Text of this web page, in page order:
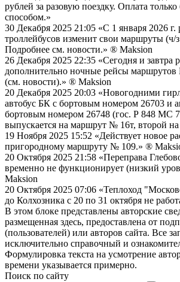
рублей за разовую поездку. Оплата
способом.»
30 Декабря 2025 21:05 «С 1 января 2026 г.
троллейбусов изменит свои маршруты (ч/
Подробнее см. новости.» ® Maksion
26 Декабря 2025 22:35 «Сегодня и завтра
дополнительно ночные рейсы
(см. новости).» ® Maksion
20 Декабря 2025 20:03 «Новогодними
автобус БК с бортовым номером 26703 и
бортовым номером 26748 (гос. Р 848 МС
выпускается на маршрут № 16т, второй
19 Ноября 2025 15:52 «Действует новое
пригородному маршруту № 109.» ®
20 Октября 2025 21:58 «Переправа
временно не функционирует (низкий
Maksion
20 Октября 2025 07:06 «Теплоход
до Колхозника с 20 по 31 октября не
В этом блоке представлены авторские
размещенная здесь, предоставлена от
(пользователей) или авторов сайта. Все
исключительно справочный и
Формулировка текста на усмотрение
времени указывается примерно.
Поиск по сайту